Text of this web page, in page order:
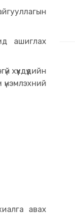
ашиглах
авах